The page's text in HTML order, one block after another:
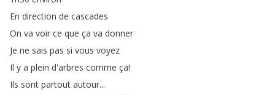
En direction de cascades
On va voir ce que ça va donner
Je ne sais pas si vous voyez
Il y a plein d'arbres comme ça!
Ils sont partout autour...